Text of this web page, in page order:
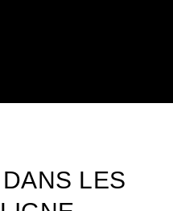
LES